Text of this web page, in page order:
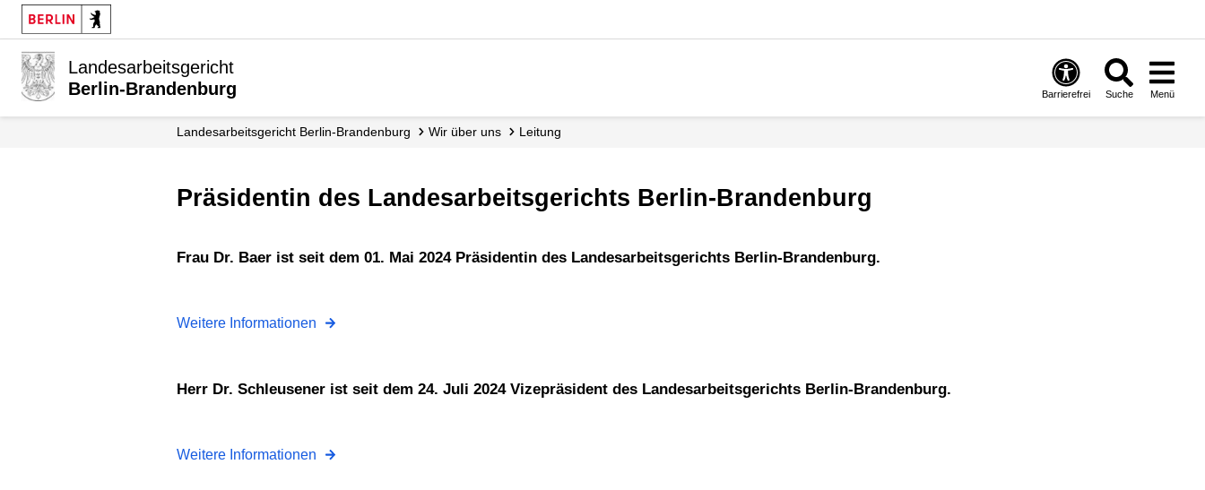
Landesarbeitsgericht
Berlin-Brandenburg
Barrierefrei Suche Menü
Landesarbeits­gericht Berlin-Brandenburg Wir über uns Leitung
Präsidentin des Landesarbeitsgerichts Berlin-Brandenburg
Frau Dr. Baer ist seit dem 01. Mai 2024 Präsidentin des Landesarbeitsgerichts Berlin-Brandenburg.
Weitere Informationen
Herr Dr. Schleusener ist seit dem 24. Juli 2024 Vizepräsident des Landesarbeitsgerichts Berlin-Brandenburg.
Weitere Informationen